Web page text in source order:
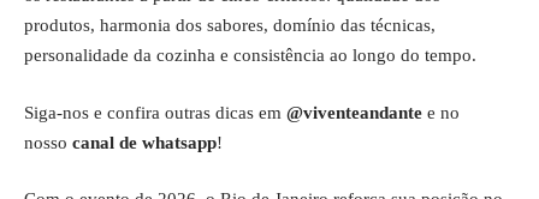
produtos, harmonia dos sabores, domínio das técnicas,
personalidade da cozinha e consistência ao longo do tempo.
Siga-nos e confira outras dicas em @viventeandante e no
nosso canal de whatsapp!